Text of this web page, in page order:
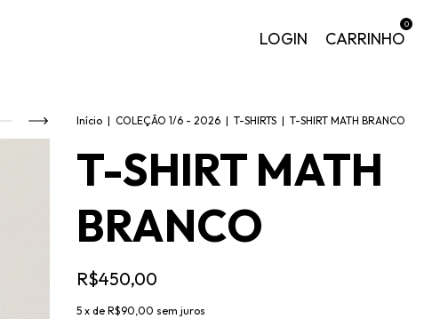
LOGIN CARRINHO
0
Início | COLEÇÃO 1/6 - 2026 | T-SHIRTS | T-SHIRT MATH BRANCO
T-SHIRT MATH
BRANCO
R$450,00
5 x de R$90,00 sem juros